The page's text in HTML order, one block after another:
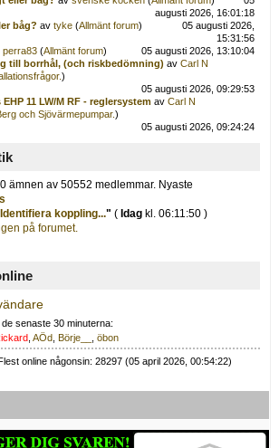
augusti 2026, 16:01:18
båg? av tyke(Allmänt forum)
05 augusti 2026,
15:31:56
perra83(Allmänt forum)
05 augusti 2026, 13:10:04
till borrhål, (och riskbedömning) av Carl N
)
05 augusti 2026, 09:29:53
11 LW/M RF - reglersystemav Carl N
och Sjövärmepumpar.)
05 augusti 2026, 09:24:24
ämnen av 50552 medlemmar. Nyaste
koppling..." ( Idag kl. 06:11:50 )
på forumet.
senaste 30 minuterna:
,AÖd, Börje__ ,öbon
Flest online någonsin: 28297 (05 april 2026, 00:54:22)